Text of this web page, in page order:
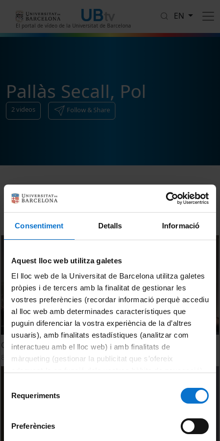
Consentiment Detalls Informació
Aquest lloc web utilitza galetes
El lloc web de la Universitat de Barcelona utilitza galetes
pròpies i de tercers amb la finalitat de gestionar les
vostres preferències (recordar informació perquè accediu
al lloc web amb determinades característiques que
puguin diferenciar la vostra experiència de la d’altres
usuaris), amb finalitats estadístiques (analitzar com
interactueu amb el lloc web) i amb finalitats de
màrqueting (gestionar la publicitat que s’ofereix
consultar laPolítica de galetes del lloc web de la
Requeriments
Preferències
El portal de vídeo de la Universitat de Barcelona
EN
Pallàs Secall, Pol
2videos Follow & Share
Sort
Col·loqui I - Moderadora: Roser Marsal Aguilera
8 July, 2019